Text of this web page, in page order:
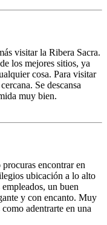
visitar la Ribera Sacra.
los mejores sitios, ya
cosa. Para visitar
Se descansa
muy bien.
encontrar en
ubicación a lo alto
un buen
y con encanto. Muy
adentrarte en una